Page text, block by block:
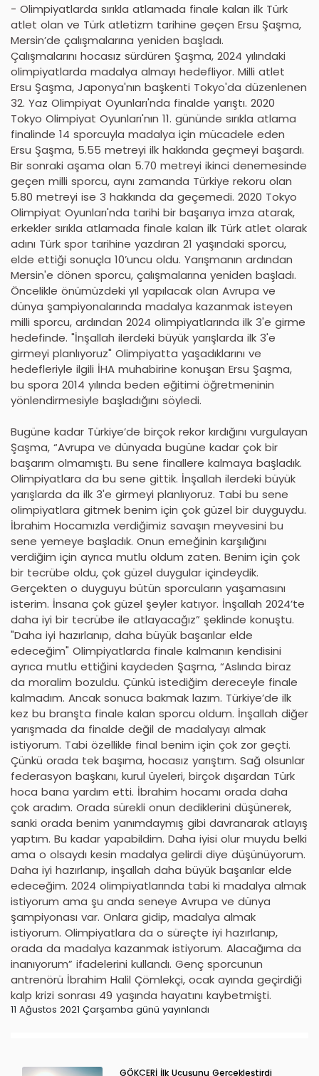
- Olimpiyatlarda sırıkla atlamada finale kalan ilk Türk
atlet olan ve Türk atletizm tarihine geçen Ersu Şaşma,
Mersin’de çalışmalarına yeniden başladı.
Çalışmalarını hocasız sürdüren Şaşma, 2024 yılındaki
olimpiyatlarda madalya almayı hedefliyor. Milli atlet
Ersu Şaşma, Japonya'nın başkenti Tokyo'da düzenlenen
32. Yaz Olimpiyat Oyunları'nda finalde yarıştı. 2020
Tokyo Olimpiyat Oyunları'nın 11. gününde sırıkla atlama
finalinde 14 sporcuyla madalya için mücadele eden
Ersu Şaşma, 5.55 metreyi ilk hakkında geçmeyi başardı.
Bir sonraki aşama olan 5.70 metreyi ikinci denemesinde
geçen milli sporcu, aynı zamanda Türkiye rekoru olan
5.80 metreyi ise 3 hakkında da geçemedi. 2020 Tokyo
Olimpiyat Oyunları'nda tarihi bir başarıya imza atarak,
erkekler sırıkla atlamada finale kalan ilk Türk atlet olarak
adını Türk spor tarihine yazdıran 21 yaşındaki sporcu,
elde ettiği sonuçla 10’uncu oldu. Yarışmanın ardından
Mersin'e dönen sporcu, çalışmalarına yeniden başladı.
Öncelikle önümüzdeki yıl yapılacak olan Avrupa ve
dünya şampiyonalarında madalya kazanmak isteyen
milli sporcu, ardından 2024 olimpiyatlarında ilk 3'e girme
hedefinde. "İnşallah ilerdeki büyük yarışlarda ilk 3'e
girmeyi planlıyoruz" Olimpiyatta yaşadıklarını ve
hedefleriyle ilgili İHA muhabirine konuşan Ersu Şaşma,
bu spora 2014 yılında beden eğitimi öğretmeninin
yönlendirmesiyle başladığını söyledi.
Bugüne kadar Türkiye’de birçok rekor kırdığını vurgulayan
Şaşma, “Avrupa ve dünyada bugüne kadar çok bir
başarım olmamıştı. Bu sene finallere kalmaya başladık.
Olimpiyatlara da bu sene gittik. İnşallah ilerdeki büyük
yarışlarda da ilk 3'e girmeyi planlıyoruz. Tabi bu sene
olimpiyatlara gitmek benim için çok güzel bir duyguydu.
İbrahim Hocamızla verdiğimiz savaşın meyvesini bu
sene yemeye başladık. Onun emeğinin karşılığını
verdiğim için ayrıca mutlu oldum zaten. Benim için çok
bir tecrübe oldu, çok güzel duygular içindeydik.
Gerçekten o duyguyu bütün sporcuların yaşamasını
isterim. İnsana çok güzel şeyler katıyor. İnşallah 2024’te
daha iyi bir tecrübe ile atlayacağız” şeklinde konuştu.
"Daha iyi hazırlanıp, daha büyük başarılar elde
edeceğim" Olimpiyatlarda finale kalmanın kendisini
ayrıca mutlu ettiğini kaydeden Şaşma, “Aslında biraz
da moralim bozuldu. Çünkü istediğim dereceyle finale
kalmadım. Ancak sonuca bakmak lazım. Türkiye’de ilk
kez bu branşta finale kalan sporcu oldum. İnşallah diğer
yarışmada da finalde değil de madalyayı almak
istiyorum. Tabi özellikle final benim için çok zor geçti.
Çünkü orada tek başıma, hocasız yarıştım. Sağ olsunlar
federasyon başkanı, kurul üyeleri, birçok dışardan Türk
hoca bana yardım etti. İbrahim hocamı orada daha
çok aradım. Orada sürekli onun dediklerini düşünerek,
sanki orada benim yanımdaymış gibi davranarak atlayış
yaptım. Bu kadar yapabildim. Daha iyisi olur muydu belki
ama o olsaydı kesin madalya gelirdi diye düşünüyorum.
Daha iyi hazırlanıp, inşallah daha büyük başarılar elde
edeceğim. 2024 olimpiyatlarında tabi ki madalya almak
istiyorum ama şu anda seneye Avrupa ve dünya
şampiyonası var. Onlara gidip, madalya almak
istiyorum. Olimpiyatlara da o süreçte iyi hazırlanıp,
orada da madalya kazanmak istiyorum. Alacağıma da
inanıyorum” ifadelerini kullandı. Genç sporcunun
antrenörü İbrahim Halil Çömlekçi, ocak ayında geçirdiği
kalp krizi sonrası 49 yaşında hayatını kaybetmişti.
11 Ağustos 2021 Çarşamba günü yayınlandı
GÖKÇERİ İlk Uçuşunu Gerçekleştirdi